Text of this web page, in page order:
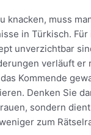
knacken, muss
in Türkisch.
unverzichtbar
verläuft
Kommende
Denken Sie
sondern
zum